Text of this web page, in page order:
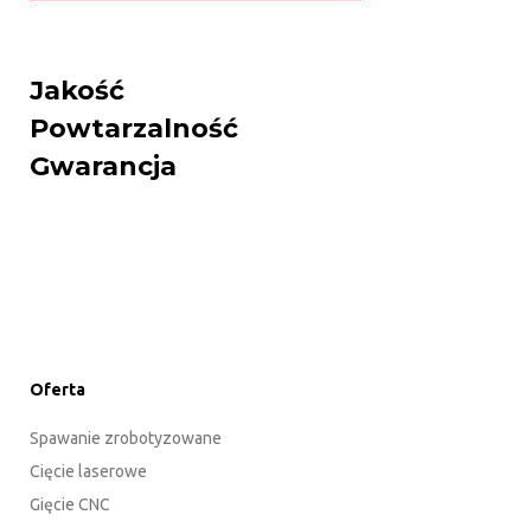
Jakość
Powtarzalność
Gwarancja
Oferta
Spawanie zrobotyzowane
Cięcie laserowe
Gięcie CNC